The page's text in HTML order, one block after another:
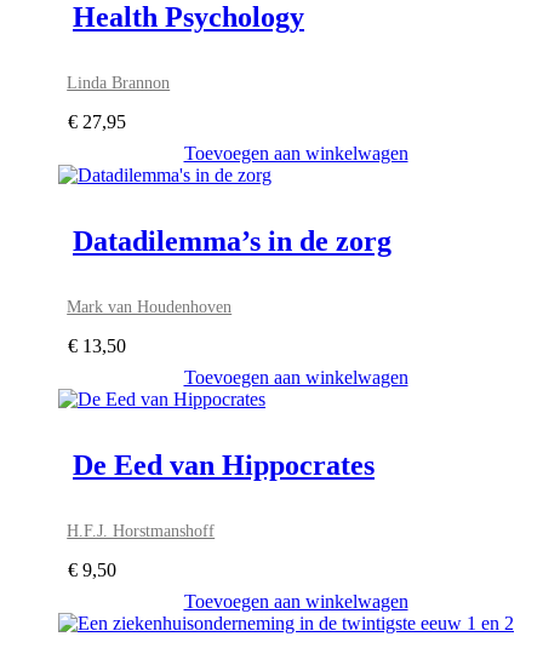
Health Psychology
Linda Brannon
€ 27,95
Toevoegen aan winkelwagen
Datadilemma’s in de zorg
Mark van Houdenhoven
€ 13,50
Toevoegen aan winkelwagen
De Eed van Hippocrates
H.F.J. Horstmanshoff
€ 9,50
Toevoegen aan winkelwagen